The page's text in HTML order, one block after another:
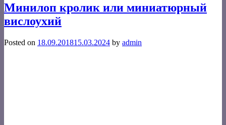
Минилоп кролик или миниатюрный
вислоухий
Posted on 18.09.201815.03.2024 by admin